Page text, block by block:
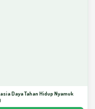
Daya Tahan Hidup Nyamuk